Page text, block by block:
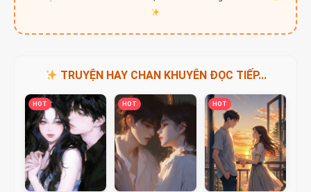
TRUYỆN HAY CHAN KHUYÊN ĐỌC TIẾP...
HOT HOT HOT